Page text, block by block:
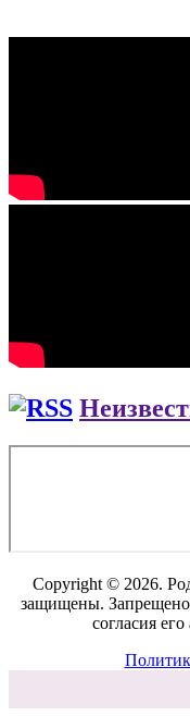
Copyright © 2026.
защищены. Запрещено
согласия